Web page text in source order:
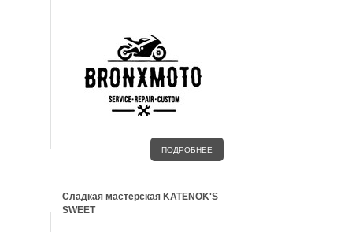
ПОДРОБНЕЕ
Сладкая мастерская KATENOK'S
SWEET